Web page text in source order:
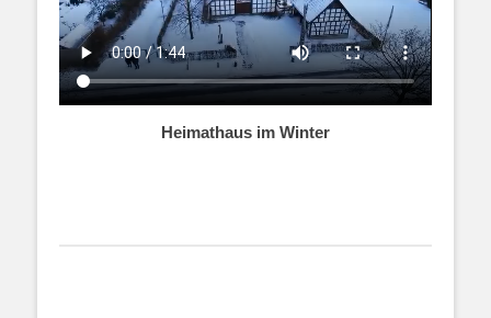
Heimathaus im Winter